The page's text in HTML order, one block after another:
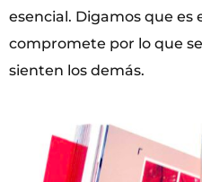
esencial. Digamos que es
compromete por lo que
sienten los demás.